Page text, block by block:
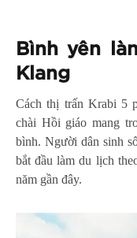
Bình yên
Klang
Cách thị trấn Krabi 5
chài Hồi giáo mang
bình. Người dân sinh
bắt đầu làm du lịch
năm gần đây.